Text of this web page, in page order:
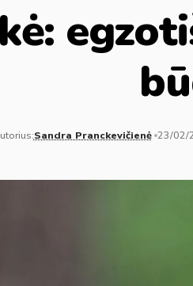
Sandra Pranckevičienė 23/02/